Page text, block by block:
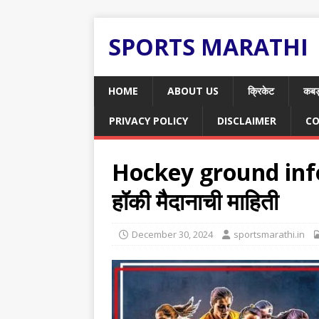
SPORTS MARATHI
HOME ABOUT US क्रिकेट
PRIVACY POLICY DISCLAIMER
Hockey ground
हॉकी मैदानाची माहिती
December 30, 2024 sportsmarathi.in